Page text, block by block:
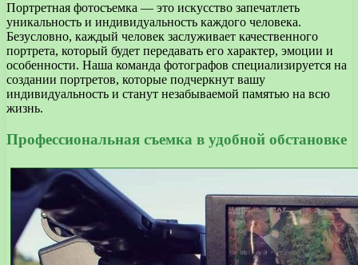
Портретная фотосъемка — это искусство запечатлеть
уникальность и индивидуальность каждого человека.
Безусловно, каждый человек заслуживает качественного
портрета, который будет передавать его характер, эмоции и
особенности. Наша команда фотографов специализируется на
создании портретов, которые подчеркнут вашу
индивидуальность и станут незабываемой памятью на всю
жизнь.
Профессиональная съемка в удобной обстановке